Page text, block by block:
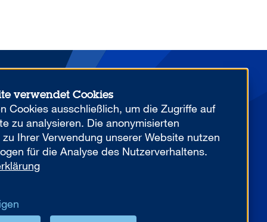
Mehr von uns
verwendet Cookies
Cookies ausschließlich, um die Zugriffe auf
zu analysieren. Die anonymisierten
Ihrer Verwendung unserer Website nutzen
für die Analyse des Nutzerverhaltens.